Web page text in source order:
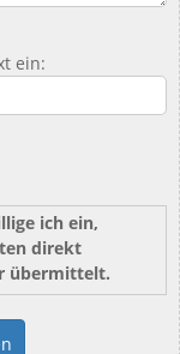
ein:
ich ein,
direkt
übermittelt.